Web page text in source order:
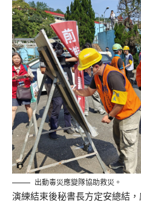
出動毒災應變隊協助救災。
演練結束後秘書長方定安總結